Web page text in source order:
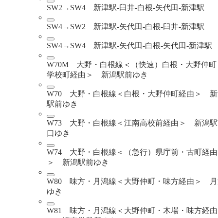
SW2→SW4 新津駅-臼井-白根-矢代田-新津駅
SW4→SW2 新津駅-矢代田-白根-臼井-新津駅
SW4→SW4 新津駅-矢代田-白根-矢代田-新津駅
W70M 大野・白根線＜（快速）白根・大野仲町
学校町経由＞ 新潟駅前ゆき
W70 大野・白根線＜白根・大野仲町経由＞ 新
駅前ゆき
W73 大野・白根線＜江南高校前経由＞ 新潟
口ゆき
W74 大野・白根線＜（急行）県庁前・古町経由
＞ 新潟駅前ゆき
W80 味方・月潟線＜大野仲町・味方経由＞ 月
ゆき
W81 味方・月潟線＜大野仲町・木場・味方経由